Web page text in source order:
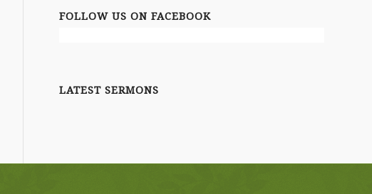
FOLLOW US ON FACEBOOK
LATEST SERMONS